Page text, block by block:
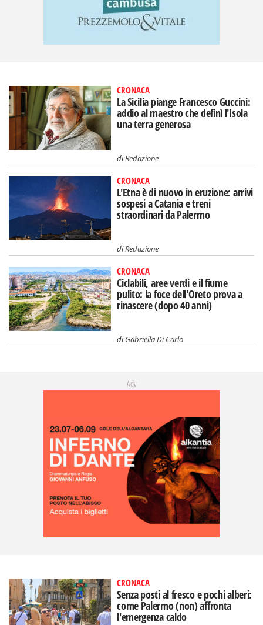
CRONACA
La Sicilia piange Francesco Guccini:
addio al maestro che definì l'Isola
una terra generosa
diRedazione
CRONACA
L'Etna è di nuovo in eruzione: arrivi
sospesi a Catania e treni
straordinari da Palermo
diRedazione
CRONACA
Ciclabili, aree verdi e il fiume
pulito: la foce dell'Oreto prova a
rinascere (dopo 40 anni)
diGabriella Di Carlo
Adv
CRONACA
Senza posti al fresco e pochi alberi:
come Palermo (non) affronta
l'emergenza caldo